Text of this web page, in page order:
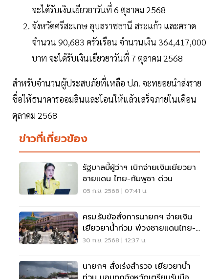
จะได้รับเงินเยียวยาวันที่ 6 ตุลาคม 2568
จังหวัดศรีสะเกษ อุบลราชธานี สระแก้ว และตราด
จำนวน 90,683 ครัวเรือน จำนวนเงิน 364,417,000
บาท จะได้รับเงินเยียวยาวันที่ 7 ตุลาคม 2568
สำหรับจำนวนผู้ประสบภัยที่เหลือ ปภ. จะทยอยนำส่งราย
ชื่อให้ธนาคารออมสินและโอนให้แล้วเสร็จภายในเดือน
ตุลาคม 2568
ข่าวที่เกี่ยวข้อง
รัฐบาลบี้ผู้ว่าฯ เบิกจ่ายเงินเยียวยา
ชายแดน ไทย-กัมพูชา ด่วน
05 ก.ย. 2568 | 07:41 น.
ครม.รับข้อสั่งการนายกฯ จ่ายเงิน
เยียวยาน้ำท่วม พ่วงชายแดนไทย-
กัมพูชา
30 ก.ย. 2568 | 12:37 น.
นายกฯ สั่งเร่งสำรวจ เยียวยาน้ำ